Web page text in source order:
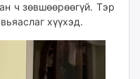
ч зөвшөөрөөгүй. Тэр
хүүхэд.